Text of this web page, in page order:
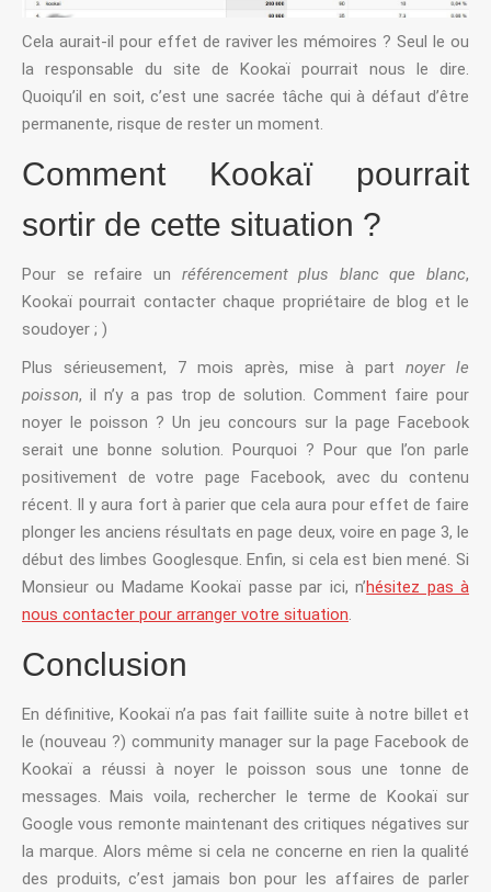
Cela aurait-il pour effet de raviver les mémoires ? Seul le ou
la responsable du site de Kookaï pourrait nous le dire.
Quoiqu’il en soit, c’est une sacrée tâche qui à défaut d’être
permanente, risque de rester un moment.
Comment Kookaï pourrait
sortir de cette situation ?
Pour se refaire un référencement plus blanc que blanc,
Kookaï pourrait contacter chaque propriétaire de blog et le
soudoyer ; )
Plus sérieusement, 7 mois après, mise à part noyer le
poisson, il n’y a pas trop de solution. Comment faire pour
noyer le poisson ? Un jeu concours sur la page Facebook
serait une bonne solution. Pourquoi ? Pour que l’on parle
positivement de votre page Facebook, avec du contenu
récent. Il y aura fort à parier que cela aura pour effet de faire
plonger les anciens résultats en page deux, voire en page 3, le
début des limbes Googlesque. Enfin, si cela est bien mené. Si
Monsieur ou Madame Kookaï passe par ici, n’hésitez pas à
nous contacter pour arranger votre situation.
Conclusion
En définitive, Kookaï n’a pas fait faillite suite à notre billet et
le (nouveau ?) community manager sur la page Facebook de
Kookaï a réussi à noyer le poisson sous une tonne de
messages. Mais voila, rechercher le terme de Kookaï sur
Google vous remonte maintenant des critiques négatives sur
la marque. Alors même si cela ne concerne en rien la qualité
des produits, c’est jamais bon pour les affaires de parler